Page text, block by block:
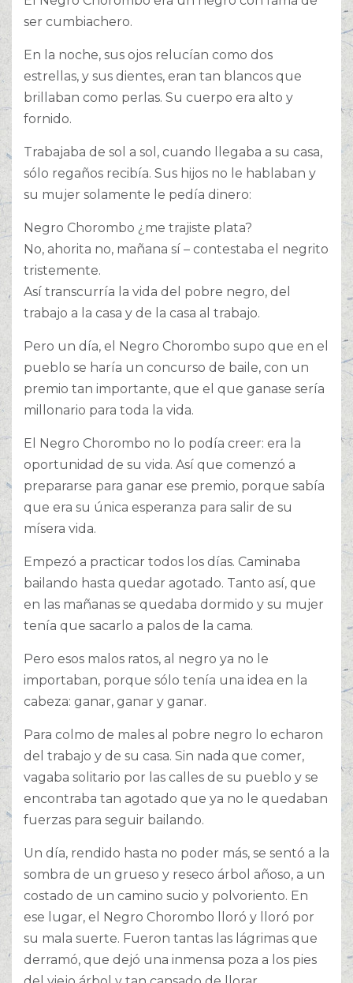
ser cumbiachero.
En la noche, sus ojos relucían como dos
estrellas, y sus dientes, eran tan blancos que
brillaban como perlas. Su cuerpo era alto y
fornido.
Trabajaba de sol a sol, cuando llegaba a su casa,
sólo regaños recibía. Sus hijos no le hablaban y
su mujer solamente le pedía dinero:
Negro Chorombo ¿me trajiste plata?
No, ahorita no, mañana sí – contestaba el negrito
tristemente.
Así transcurría la vida del pobre negro, del
trabajo a la casa y de la casa al trabajo.
Pero un día, el Negro Chorombo supo que en el
pueblo se haría un concurso de baile, con un
premio tan importante, que el que ganase sería
millonario para toda la vida.
El Negro Chorombo no lo podía creer: era la
oportunidad de su vida. Así que comenzó a
prepararse para ganar ese premio, porque sabía
que era su única esperanza para salir de su
mísera vida.
Empezó a practicar todos los días. Caminaba
bailando hasta quedar agotado. Tanto así, que
en las mañanas se quedaba dormido y su mujer
tenía que sacarlo a palos de la cama.
Pero esos malos ratos, al negro ya no le
importaban, porque sólo tenía una idea en la
cabeza: ganar, ganar y ganar.
Para colmo de males al pobre negro lo echaron
del trabajo y de su casa. Sin nada que comer,
vagaba solitario por las calles de su pueblo y se
encontraba tan agotado que ya no le quedaban
fuerzas para seguir bailando.
Un día, rendido hasta no poder más, se sentó a la
sombra de un grueso y reseco árbol añoso, a un
costado de un camino sucio y polvoriento. En
ese lugar, el Negro Chorombo lloró y lloró por
su mala suerte. Fueron tantas las lágrimas que
derramó, que dejó una inmensa poza a los pies